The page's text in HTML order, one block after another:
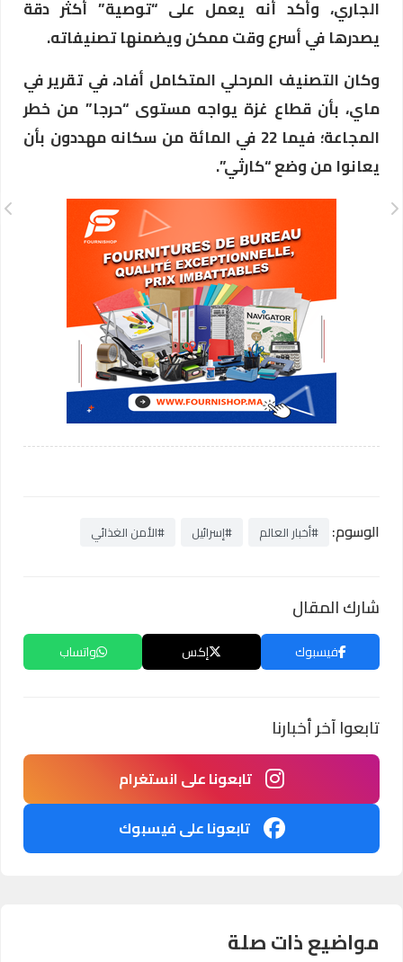
الجاري، وأكد أنه يعمل على “توصية” أكثر دقة
يصدرها في أسرع وقت ممكن ويضمنها تصنيفاته.
وكان التصنيف المرحلي المتكامل أفاد، في تقرير في
ماي، بأن قطاع غزة يواجه مستوى “حرجا” من خطر
المجاعة؛ فيما 22 في المائة من سكانه مهددون بأن
يعانوا من وضع “كارثي”.
الوسوم: #أخبار العالم #إسرائيل #الأمن الغذائي
شارك المقال
فيسبوك إكس واتساب
تابعوا آخر أخبارنا
تابعونا على انستغرام
تابعونا على فيسبوك
مواضيع ذات صلة